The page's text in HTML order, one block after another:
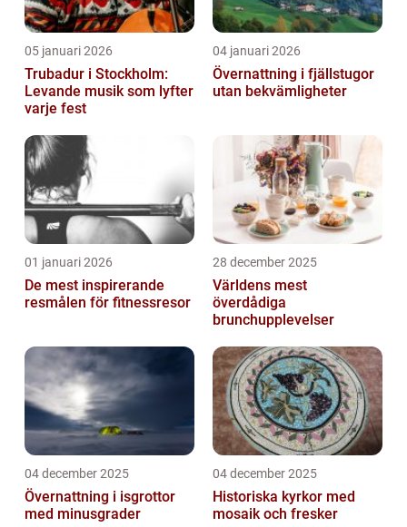
05 januari 2026
Trubadur i Stockholm:
Levande musik som lyfter
varje fest
04 januari 2026
Övernattning i fjällstugor
utan bekvämligheter
01 januari 2026
De mest inspirerande
resmålen för fitnessresor
28 december 2025
Världens mest
överdådiga
brunchupplevelser
04 december 2025
Övernattning i isgrottor
med minusgrader
04 december 2025
Historiska kyrkor med
mosaik och fresker